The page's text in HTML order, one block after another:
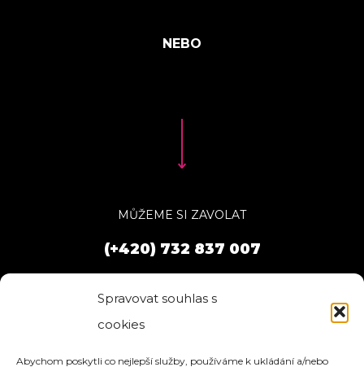
Spravovat souhlas s
cookies
Abychom poskytli co nejlepší služby, používáme k ukládání a/nebo
MŮŽEME SI ZAVOLAT
(+420) 732 837 007